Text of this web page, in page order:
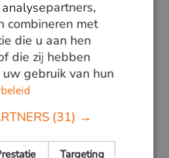
emballage- en bouwhout
van naaldhout. Waar
voorheen
voor het maken van
wordt het
voor biomassa. Met
van fossiele
naar emballage- en
combineren met
die u aan hen
die zij hebben
gebruik van hun
(31) →
Targeting